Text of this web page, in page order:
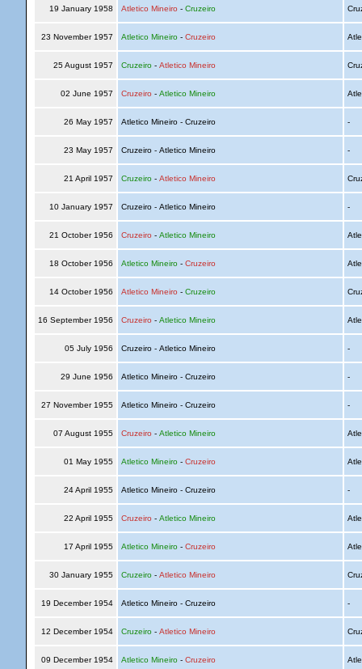
19 January 1958 Atletico Mineiro - Cruzeiro
23 November 1957 Atletico Mineiro- Cruzeiro
25 August 1957 Cruzeiro- Atletico Mineiro
02 June 1957 Cruzeiro - Atletico Mineiro
26 May 1957 Atletico Mineiro - Cruzeiro -
23 May 1957 Cruzeiro - Atletico Mineiro -
21 April 1957 Cruzeiro- Atletico Mineiro
10 January 1957 Cruzeiro - Atletico Mineiro -
21 October 1956 Cruzeiro - Atletico Mineiro
18 October 1956 Atletico Mineiro- Cruzeiro
14 October 1956 Atletico Mineiro - Cruzeiro
16 September 1956 Cruzeiro - Atletico Mineiro
05 July 1956 Cruzeiro - Atletico Mineiro -
29 June 1956 Atletico Mineiro - Cruzeiro -
27 November 1955 Atletico Mineiro - Cruzeiro -
07 August 1955 Cruzeiro - Atletico Mineiro
01 May 1955 Atletico Mineiro- Cruzeiro
24 April 1955 Atletico Mineiro - Cruzeiro -
22 April 1955 Cruzeiro - Atletico Mineiro
17 April 1955 Atletico Mineiro- Cruzeiro
30 January 1955 Cruzeiro- Atletico Mineiro
19 December 1954 Atletico Mineiro - Cruzeiro -
12 December 1954 Cruzeiro- Atletico Mineiro
09 December 1954 Atletico Mineiro- Cruzeiro